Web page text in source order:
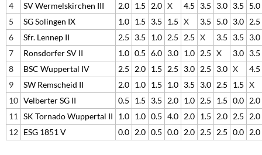
4
SV Wermelskirchen III 2.0 1.5 2.0 X 4.5 3.5 3.0 3.5
5.0
5
SG Solingen IX 1.0 1.5 3.5 1.5 X 3.5 5.0 3.0 2.5
6
Sfr. Lennep II 2.5 3.5 1.0 2.5 2.5 X 3.5 3.5
3.0
7
Ronsdorfer SV II 1.0 0.5 6.0 3.0 1.0 2.5 X 3.0 3.5
8
BSC Wuppertal IV 2.5 2.0 1.5 2.5 3.0 2.5 3.0 X
4.5
9
SW Remscheid II 2.0 1.0 1.5 1.0 3.5 3.0 2.5 1.5 X
10 Velberter SG II 0.5 1.5 3.5 2.0 1.0 2.5 1.5 0.0 2.0
11
SK Tornado Wuppertal II 1.0 1.0 0.5 4.0 2.0 1.5 2.0 2.5
2.0
12 ESG 1851 V 0.0 2.0 0.5 0.0 2.0 2.5 2.5 0.0 2.0